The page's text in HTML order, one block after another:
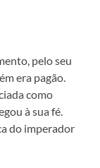
pelo seu
era pagão.
como
à sua fé.
do imperador